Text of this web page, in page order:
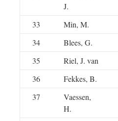
J.
33 Min, M.
34
Blees, G.
35
Riel, J. van
36
Fekkes, B.
37
Vaessen,
H.